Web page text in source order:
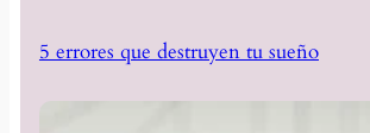
5 errores que destruyen tu sueño